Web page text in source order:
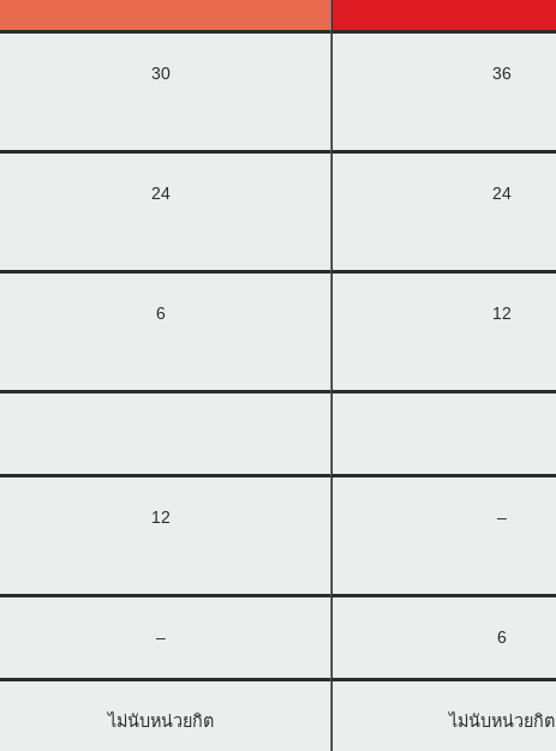
30 36
24 24
6 12
12 –
– 6
ไม่นับหน่วยกิต ไม่นับหน่วยกิต